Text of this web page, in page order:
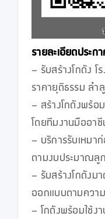
รายละเอียดประก
- รับสร้างโกดัง
ราคายุติธรรม ลำ
- สร้างโกดังพร้อ
โดยทีมงานมืออา
- บริการรับเหมา
ตามงบประมาณลู
- รับสร้างโกดังม
ออกแบบตามควา
- โกดังพร้อมใช้ง